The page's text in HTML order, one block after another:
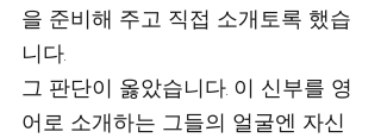
을 준비해 주고 직접 소개토록 했습
니다.
그 판단이 옳았습니다. 이 신부를 영
어로 소개하는 그들의 얼굴엔 자신